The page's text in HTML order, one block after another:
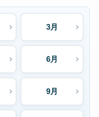
3月
6月
9月